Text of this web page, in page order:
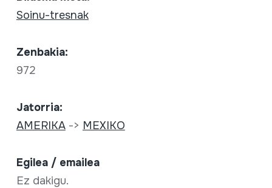
Soinu-tresnak
Zenbakia:
972
Jatorria:
AMERIKA-> MEXIKO
Egilea / emailea
Ez dakigu.